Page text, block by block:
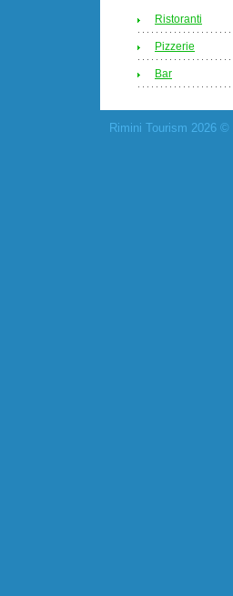
Ristoranti
Pizzerie
Bar
Rimini Tourism 2026 ©